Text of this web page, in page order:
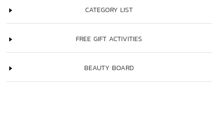
CATEGORY LIST
FREE GIFT ACTIVITIES
BEAUTY BOARD